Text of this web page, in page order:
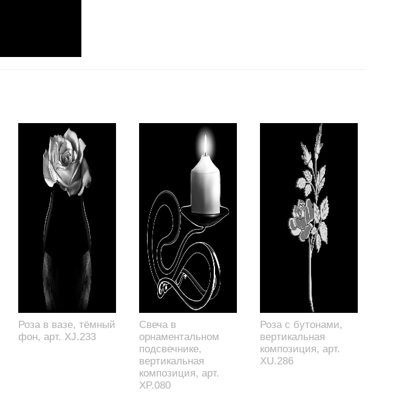
Роза в вазе, тёмный
фон, арт. XJ.233
Свеча в
орнаментальном
подсвечнике,
вертикальная
композиция, арт.
XP.080
Роза с бутонами,
вертикальная
композиция, арт.
XU.286